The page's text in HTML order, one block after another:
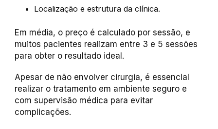
Localização e estrutura da clínica.
Em média, o preço é calculado por sessão, e
muitos pacientes realizam entre 3 e 5 sessões
para obter o resultado ideal.
Apesar de não envolver cirurgia, é essencial
realizar o tratamento em ambiente seguro e
com supervisão médica para evitar
complicações.